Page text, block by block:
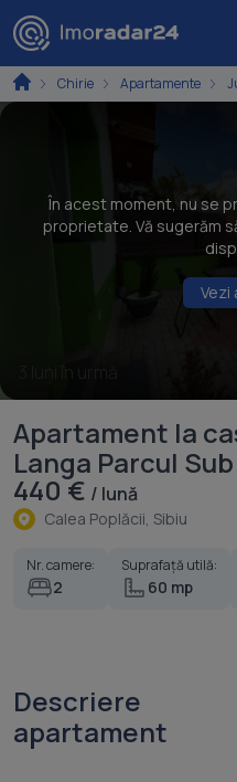
Chirie Apartamente
În acest moment, nu se
proprietate. Vă sugerăm
Vezi
Apartament la
Langa Parcul
440 € / lună
Calea Poplăcii, Sibiu
Nr. camere:
2
Suprafață utilă:
60 mp
Descriere
apartament